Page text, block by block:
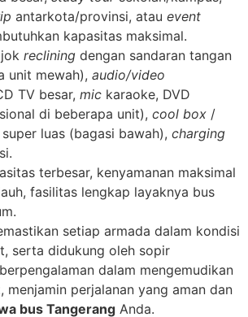
antarkota/provinsi, atau event
kapasitas maksimal.
reclining dengan sandaran tangan
unit mewah), audio/video
TV besar, mic karaoke, DVD
di beberapa unit), cool box /
luas (bagasi bawah), charging
terbesar, kenyamanan maksimal
fasilitas lengkap layaknya bus
setiap armada dalam kondisi
serta didukung oleh sopir
dalam mengemudikan
menjamin perjalanan yang aman dan
bus Tangerang Anda.